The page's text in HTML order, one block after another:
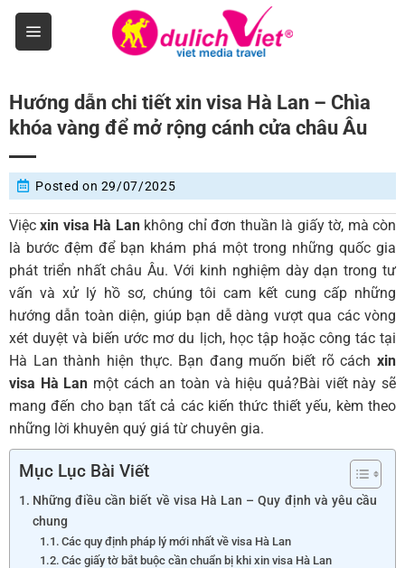
Skip
content
Hướng dẫn chi tiết xin visa Hà Lan – Chìa
khóa vàng để mở rộng cánh cửa châu Âu
Posted on 29/07/2025
Việcxin visa Hà Lankhông chỉ đơn thuần là giấy tờ, mà còn
là bước đệm để bạn khám phá một trong những quốc gia
phát triển nhất châu Âu. Với kinh nghiệm dày dạn trong tư
vấn và xử lý hồ sơ, chúng tôi cam kết cung cấp những
hướng dẫn toàn diện, giúp bạn dễ dàng vượt qua các vòng
xét duyệt và biến ước mơ du lịch, học tập hoặc công tác tại
Hà Lan thành hiện thực. Bạn đang muốn biết rõ cách xin
visa Hà Lan một cách an toàn và hiệu quả?Bài viết này sẽ
mang đến cho bạn tất cả các kiến thức thiết yếu, kèm theo
những lời khuyên quý giá từ chuyên gia.
Mục Lục Bài Viết
Những điều cần biết về visa Hà Lan – Quy định và yêu cầu
chung
Các quy định pháp lý mới nhất về visa Hà Lan
Các giấy tờ bắt buộc cần chuẩn bị khi xin visa Hà Lan